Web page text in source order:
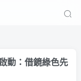
動：借鏡綠色先